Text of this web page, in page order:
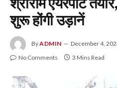
शुरू होंगी उड़ानें
ByADMIN December 4,
No Comments 3 Mins Read